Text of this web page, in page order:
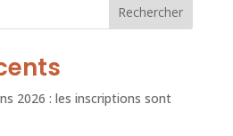
Rechercher
2026 : les inscriptions sont